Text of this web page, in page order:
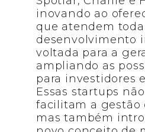
inovando ao
que atendem
desenvolvimento
voltada para a
ampliando as
para investidores
Essas startups
facilitam a gestão
mas também